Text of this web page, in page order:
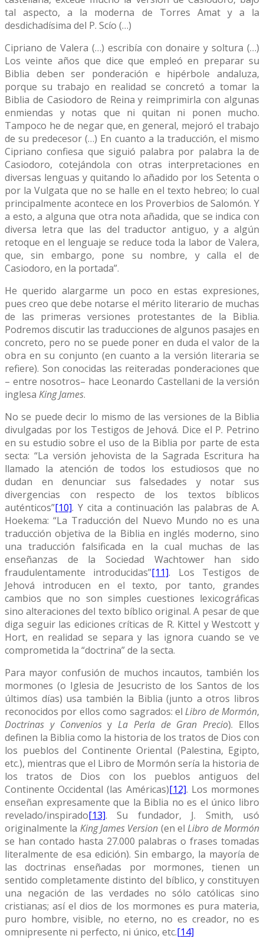
tal aspecto, a la moderna de Torres Amat y a la
desdichadísima del P. Scío (…)
Cipriano de Valera (…) escribía con donaire y soltura (…)
Los veinte años que dice que empleó en preparar su
Biblia deben ser ponderación e hipérbole andaluza,
porque su trabajo en realidad se concretó a tomar la
Biblia de Casiodoro de Reina y reimprimirla con algunas
enmiendas y notas que ni quitan ni ponen mucho.
Tampoco he de negar que, en general, mejoró el trabajo
de su predecesor (…) En cuanto a la traducción, el mismo
Cipriano confiesa que siguió palabra por palabra la de
Casiodoro, cotejándola con otras interpretaciones en
diversas lenguas y quitando lo añadido por los Setenta o
por la Vulgata que no se halle en el texto hebreo; lo cual
principalmente acontece en los Proverbios de Salomón. Y
a esto, a alguna que otra nota añadida, que se indica con
diversa letra que las del traductor antiguo, y a algún
retoque en el lenguaje se reduce toda la labor de Valera,
que, sin embargo, pone su nombre, y calla el de
Casiodoro, en la portada”.
He querido alargarme un poco en estas expresiones,
pues creo que debe notarse el mérito literario de muchas
de las primeras versiones protestantes de la Biblia.
Podremos discutir las traducciones de algunos pasajes en
concreto, pero no se puede poner en duda el valor de la
obra en su conjunto (en cuanto a la versión literaria se
refiere). Son conocidas las reiteradas ponderaciones que
– entre nosotros– hace Leonardo Castellani de la versión
inglesa King James.
No se puede decir lo mismo de las versiones de la Biblia
divulgadas por los Testigos de Jehová. Dice el P. Petrino
en su estudio sobre el uso de la Biblia por parte de esta
secta: “La versión jehovista de la Sagrada Escritura ha
llamado la atención de todos los estudiosos que no
dudan en denunciar sus falsedades y notar sus
divergencias con respecto de los textos bíblicos
auténticos”[10]. Y cita a continuación las palabras de A.
Hoekema: “La Traducción del Nuevo Mundo no es una
traducción objetiva de la Biblia en inglés moderno, sino
una traducción falsificada en la cual muchas de las
enseñanzas de la Sociedad Wachtower han sido
fraudulentamente introducidas”[11]. Los Testigos de
Jehová introducen en el texto, por tanto, grandes
cambios que no son simples cuestiones lexicográficas
sino alteraciones del texto bíblico original. A pesar de que
diga seguir las ediciones críticas de R. Kittel y Westcott y
Hort, en realidad se separa y las ignora cuando se ve
comprometida la “doctrina” de la secta.
Para mayor confusión de muchos incautos, también los
mormones (o Iglesia de Jesucristo de los Santos de los
últimos días) usa también la Biblia (junto a otros libros
reconocidos por ellos como sagrados: elLibro de Mormón,
Doctrinas y ConveniosyLa Perla de Gran Precio). Ellos
definen la Biblia como la historia de los tratos de Dios con
los pueblos del Continente Oriental (Palestina, Egipto,
etc.), mientras que el Libro de Mormón sería la historia de
los tratos de Dios con los pueblos antiguos del
Continente Occidental (las Américas)[12]. Los mormones
enseñan expresamente que la Biblia no es el único libro
revelado/inspirado[13]. Su fundador, J. Smith, usó
originalmente la King James Version (en elLibro de Mormón
se han contado hasta 27.000 palabras o frases tomadas
literalmente de esa edición). Sin embargo, la mayoría de
las doctrinas enseñadas por mormones, tienen un
sentido completamente distinto del bíblico, y constituyen
una negación de las verdades no sólo católicas sino
cristianas; así el dios de los mormones es pura materia,
puro hombre, visible, no eterno, no es creador, no es
omnipresente ni perfecto, ni único, etc.[14]